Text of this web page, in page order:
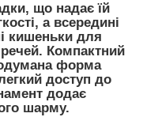
, що надає їй
а всередині
кишенькидля
речей. Компактний
форма
доступ до
додає
шарму.